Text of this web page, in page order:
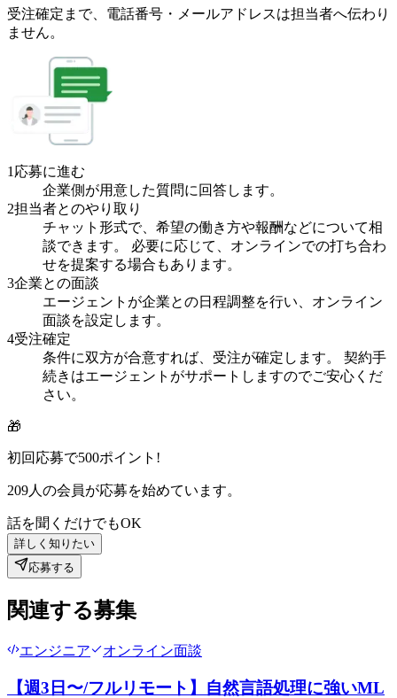
受注確定まで、 電話番号・メールアドレスは担当者へ伝わり
ません。
1 応募に進む
企業側が用意した質問に回答します。
2担当者とのやり取り
チャット形式で、希望の働き方や報酬などについて相
談できます。 必要に応じて、オンラインでの打ち合わ
せを提案する場合もあります。
3企業との面談
エージェントが企業との日程調整を行い、オンライン
面談を設定します。
4受注確定
条件に双方が合意すれば、受注が確定します。 契約手
続きはエージェントがサポートしますのでご安心くだ
さい。
🎁
初回応募で500ポイント!
209人の会員が応募を始めています。
話を聞くだけでもOK
詳しく知りたい
応募する
関連する募集
エンジニア オンライン面談
【週3日〜/フルリモート】自然言語処理に強いML